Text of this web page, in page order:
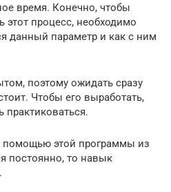
время. Конечно, чтобы
процесс, необходимо
данный параметр и как с ним
поэтому ожидать сразу
Чтобы его выработать,
помощью этой программы из
постоянно, то навык